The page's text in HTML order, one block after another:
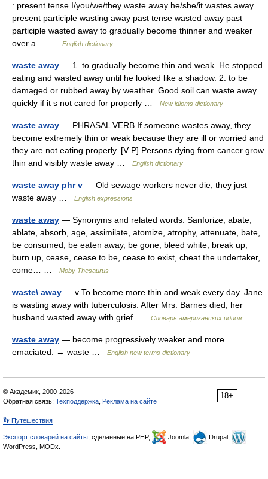
: present tense I/you/we/they waste away he/she/it wastes away
present participle wasting away past tense wasted away past
participle wasted away to gradually become thinner and weaker
over a… …
English dictionary
waste away — 1. to gradually become thin and weak. He stopped
eating and wasted away until he looked like a shadow. 2. to be
damaged or rubbed away by weather. Good soil can waste away
quickly if it s not cared for properly …
New idioms dictionary
waste away — PHRASAL VERB If someone wastes away, they
become extremely thin or weak because they are ill or worried and
they are not eating properly. [V P] Persons dying from cancer grow
thin and visibly waste away …
English dictionary
waste away phr v — Old sewage workers never die, they just
waste away …
English expressions
waste away — Synonyms and related words: Sanforize, abate,
ablate, absorb, age, assimilate, atomize, atrophy, attenuate, bate,
be consumed, be eaten away, be gone, bleed white, break up,
burn up, cease, cease to be, cease to exist, cheat the undertaker,
come… …
Moby Thesaurus
waste\ away — v To become more thin and weak every day. Jane
is wasting away with tuberculosis. After Mrs. Barnes died, her
husband wasted away with grief …
Словарь американских идиом
waste away — become progressively weaker and more
emaciated. → waste …
English new terms dictionary
18+
© Академик, 2000-2026
Обратная связь: Техподдержка Реклама на сайте
👣 Путешествия
Экспорт словарей на сайты , сделанные на PHP, Joomla,
Drupal,
WordPress, MODx.